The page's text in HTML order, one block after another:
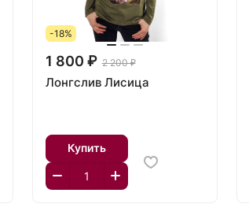
-18%
1 800 ₽ 2 200 ₽
Лонгслив Лисица
Купить